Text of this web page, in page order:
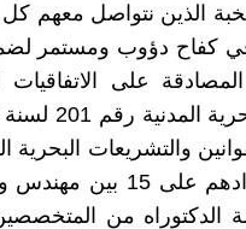
الذين نتواصل معهم
كفاح دؤوب ومستمر
على الاتفاقيات
والقوانين والتشريعات
لا يزيد تعدادهم
من المتخصصين